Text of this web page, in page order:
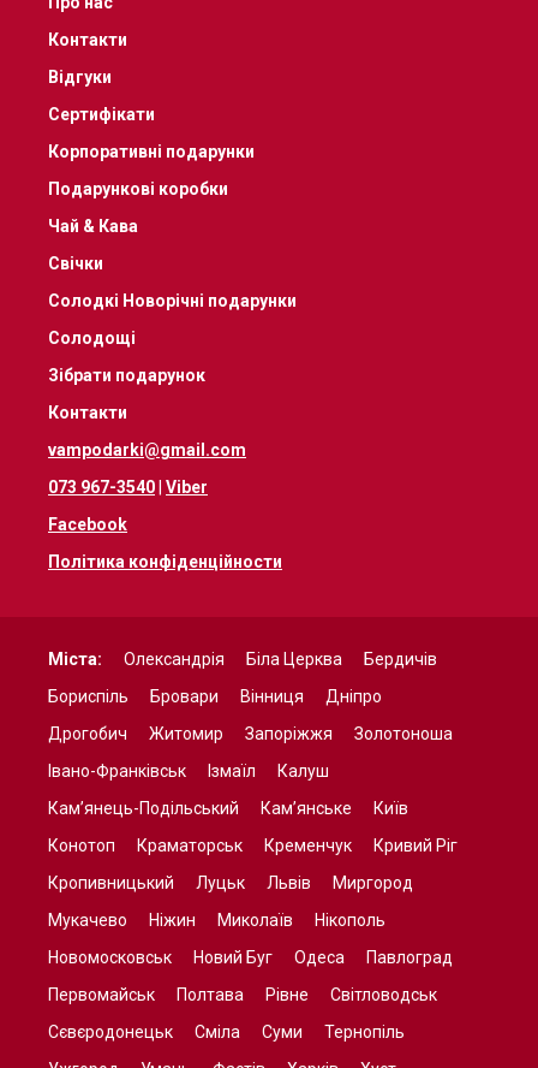
Контакти
Відгуки
Сертифікати
Корпоративні подарунки
Подарункові коробки
Чай & Кава
Свічки
Солодкі Новорічні подарунки
Солодощі
Зібрати подарунок
Контакти
vampodarki@gmail.com
073 967-3540 Viber
Facebook
Політика конфіденційности
Міста: Олександрія Біла Церква
Бердичів
Бориспіль
Бровари Вінниця
Дніпро
Дрогобич
Житомир Запоріжжя
Золотоноша
Івано-Франківськ
Ізмаїл
Калуш
Кам’янець-Подільський
Кам’янське
Київ
Конотоп
Краматорськ Кременчук
Кривий Ріг
Кропивницький
Луцьк Львів
Миргород
Мукачево
Ніжин Миколаїв
Нікополь
Новомосковськ
Новий Буг Одеса
Павлоград
Первомайськ
Полтава Рівне
Світловодськ
Сєвєродонецьк
Сміла Суми
Тернопіль